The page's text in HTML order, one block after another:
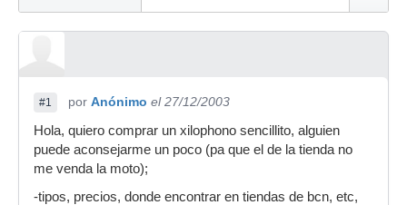
#1 por Anónimo el 27/12/2003
Hola, quiero comprar un xilophono sencillito, alguien
puede aconsejarme un poco (pa que el de la tienda no
me venda la moto);
-tipos, precios, donde encontrar en tiendas de bcn, etc,